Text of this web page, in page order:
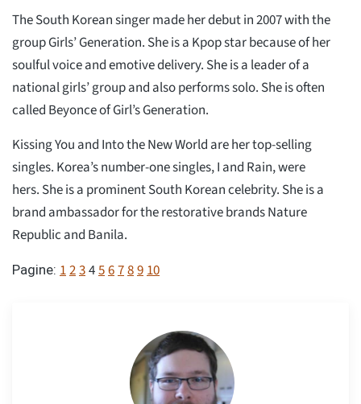
The South Korean singer made her debut in 2007 with the
group Girls’ Generation. She is a Kpop star because of her
soulful voice and emotive delivery. She is a leader of a
national girls’ group and also performs solo. She is often
called Beyonce of Girl’s Generation.
Kissing You and Into the New World are her top-selling
singles. Korea’s number-one singles, I and Rain, were
hers. She is a prominent South Korean celebrity. She is a
brand ambassador for the restorative brands Nature
Republic and Banila.
Pagine: 12345678910